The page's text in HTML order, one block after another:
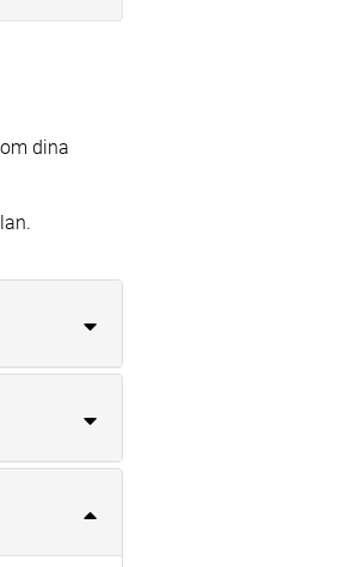
dina